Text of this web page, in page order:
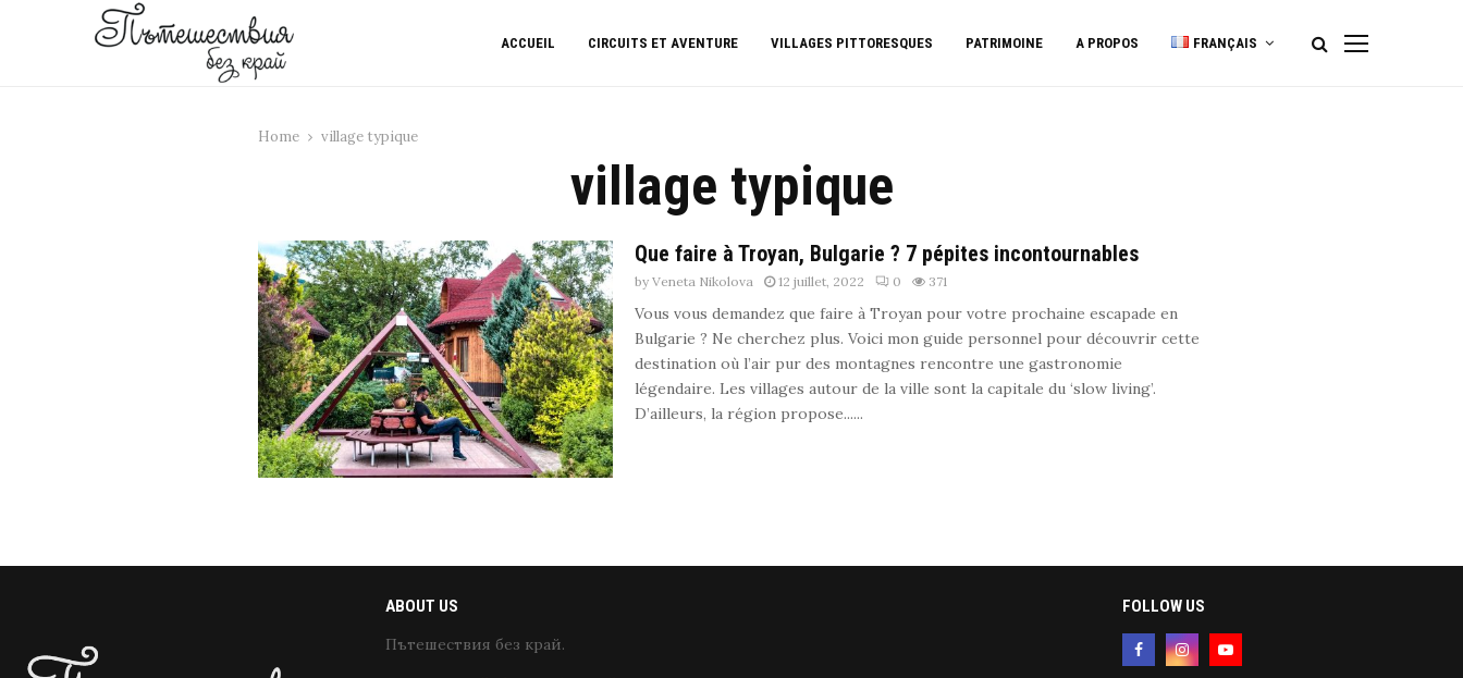
ACCUEIL CIRCUITS ET AVENTURE VILLAGES PITTORESQUES PATRIMOINE A PROPOS FRANÇAIS
Home village typique
village typique
Que faire à Troyan, Bulgarie ? 7 pépites incontournables
byVeneta Nikolova 12 juillet, 2022 0 371
Vous vous demandez que faire à Troyan pour votre prochaine escapade en
Bulgarie ? Ne cherchez plus. Voici mon guide personnel pour découvrir cette
destination où l’air pur des montagnes rencontre une gastronomie
légendaire. Les villages autour de la ville sont la capitale du ‘slow living’.
D’ailleurs, la région propose......
ABOUT US
Пътешествия без край.
FOLLOW US